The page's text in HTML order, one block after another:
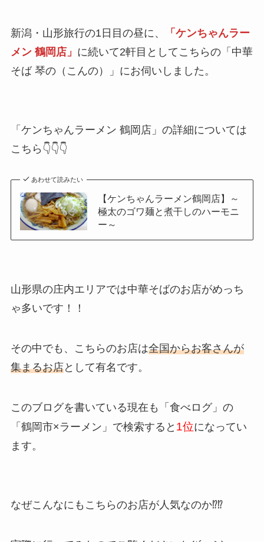
新潟・山形旅行の1日目の昼に、
「ケンちゃんラー
メン 鶴岡店」 に続いて2軒目としてこちらの「中華
そば 琴の（こんの）」にお伺いしました。
「ケンちゃんラーメン 鶴岡店」の詳細については
こちら👇👇👇
あわせて読みたい
【ケンちゃんラーメン鶴岡店】～
極太のゴワ麺と煮干しのハーモニ
ー～
山形県の庄内エリアでは中華そばのお店がめっち
ゃ多いです！！
その中でも、こちらのお店は全国からお客さんが
集まるお店として有名です。
このブログを書いている現在も「食べログ」の
「鶴岡市×ラーメン」で検索すると 1位になってい
ます。
なぜこんなにもこちらのお店が人気なのか⁉⁉